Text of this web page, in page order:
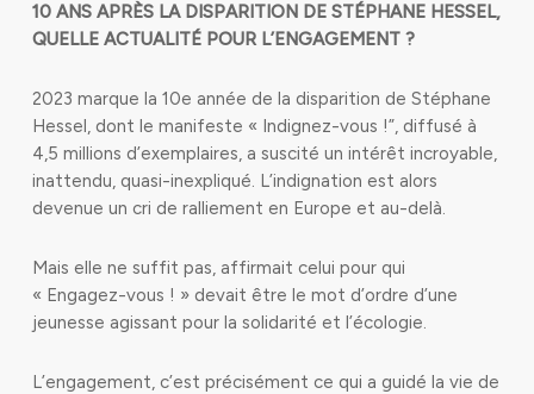
10 ANS APRÈS LA DISPARITION DE STÉPHANE HESSEL,
QUELLE ACTUALITÉ POUR L’ENGAGEMENT ?
2023 marque la 10e année de la disparition de Stéphane
Hessel, dont le manifeste « Indignez-vous !”, diffusé à
4,5 millions d’exemplaires, a suscité un intérêt incroyable,
inattendu, quasi-inexpliqué. L’indignation est alors
devenue un cri de ralliement en Europe et au-delà.
Mais elle ne suffit pas, affirmait celui pour qui
« Engagez-vous ! » devait être le mot d’ordre d’une
jeunesse agissant pour la solidarité et l’écologie.
L’engagement, c’est précisément ce qui a guidé la vie de